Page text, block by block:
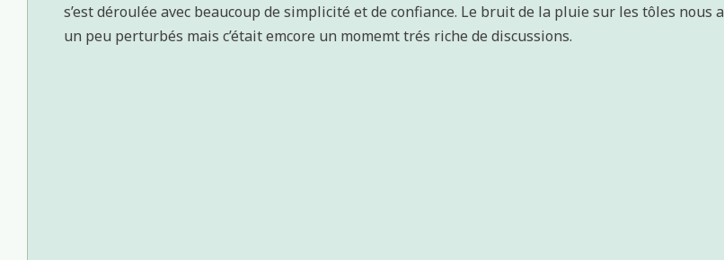
s’est déroulée avec beaucoup de simplicité et de confiance. Le bruit de la pluie sur les tôles nous a
un peu perturbés mais c’était emcore un momemt trés riche de discussions.